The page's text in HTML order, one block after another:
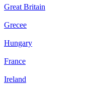
Great Britain
Grecee
Hungary
France
Ireland